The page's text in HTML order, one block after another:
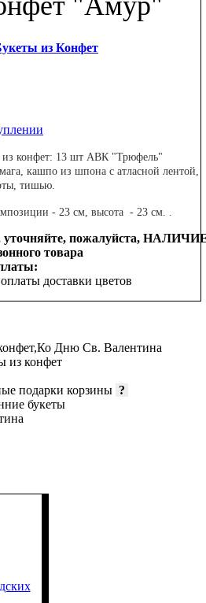
из Конфет
из конфет: 13 шт АВК "Трюфель"
кашпо из шпона с атласной лентой,
тишью.
- 23 см, высота - 23 см. .
уточняйте, пожалуйста,
товара
Дню Св. Валентина
из конфет
подарки корзины ?
букеты